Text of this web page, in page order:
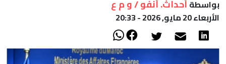
بواسطة أحداث. أنفو / و م ع
الأربعاء 20 مايو, 2026 - 20:33